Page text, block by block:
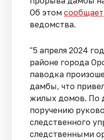
Об этом сообщает
ведомства.
"5 апреля 2024
районе города
паводка
дамбы, что
жилых домов. По
поручению
следственного
следственными